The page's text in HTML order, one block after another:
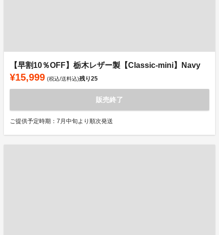
【早割10％OFF】栃木レザー製【Classic-mini】Navy
¥15,999 (税込/送料込)残り25
販売終了
ご提供予定時期：7月中旬より順次発送